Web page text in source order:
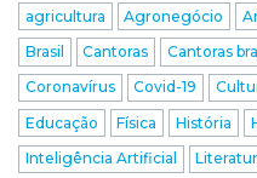
agricultura Agronegócio
Brasil
Cantoras Cantoras
Coronavírus
Covid-19
Educação
Física História
Inteligência Artificial